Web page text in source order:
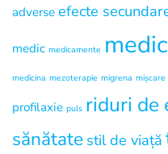
adverse efecte
medic medicamente
medicina mezoterapie migrena mișcare
profilaxie puls riduri de
sănătate stil de viață